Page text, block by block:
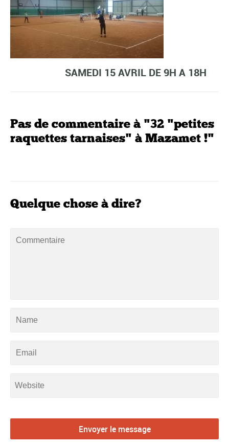
SAMEDI 15 AVRIL DE 9H A 18H
Pas de commentaire à "32 "petites
raquettes tarnaises" à Mazamet !"
Quelque chose à dire?